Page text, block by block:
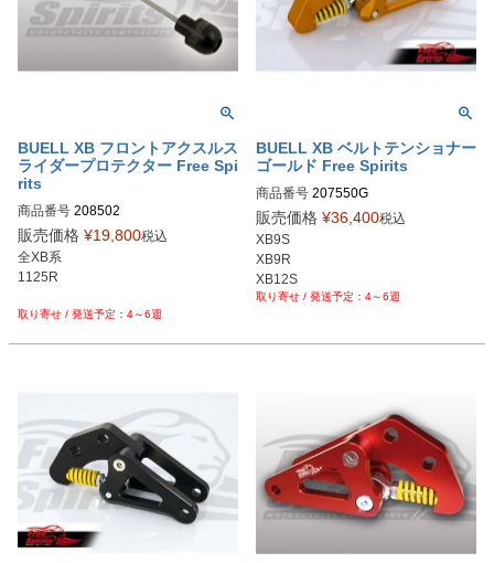
BUELL XB フロントアクスルス
ライダープロテクター Free Spi
rits
商品番号 208502
販売価格 ¥19,800税込
全XB系
1125R
4～6週
BUELL XB ベルトテンショナー
ゴールド Free Spirits
商品番号 207550G
販売価格 ¥36,400税込
XB9S
XB9R
XB12S
4～6週